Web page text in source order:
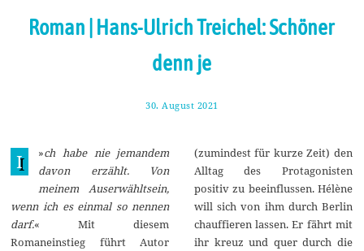
Roman | Hans-Ulrich Treichel: Schöner
denn je
30. August 2021
e
t
e
m
b
e
r
»
I
ch habe nie jemandem
davon erzählt. Von
meinem Auserwähltsein,
wenn ich es einmal so nennen
darf.« Mit diesem
Romaneinstieg führt Autor
(zumindest für kurze Zeit) den
Alltag des Protagonisten
positiv zu beeinflussen. Hélène
will sich von ihm durch Berlin
chauffieren lassen. Er fährt mit
ihr kreuz und quer durch die